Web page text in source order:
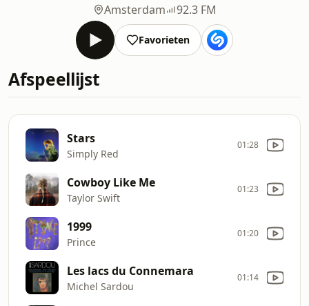
Amsterdam
92.3 FM
Favorieten
Afspeellijst
Stars
Simply Red
01:28
Cowboy Like Me
Taylor Swift
01:23
1999
Prince
01:20
Les lacs du Connemara
Michel Sardou
01:14